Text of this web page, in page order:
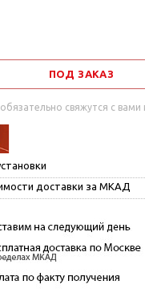
ПОД ЗАКАЗ
свяжутся с вами
доставки за МКАД